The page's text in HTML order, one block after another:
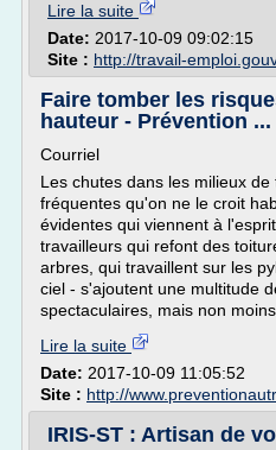
Lire la suite
Date: 2017-10-09 09:02:15
Site : http://travail-
Faire tomber les
hauteur - Prévention ...
Courriel
Les chutes dans les milieux
fréquentes qu'on ne le croit
évidentes qui viennent à
travailleurs qui refont des
arbres, qui travaillent sur les
ciel - s'ajoutent une multitude
spectaculaires, mais non
Lire la suite
Date: 2017-10-09 11:05:52
Site : http://
IRIS-ST : Artisan de